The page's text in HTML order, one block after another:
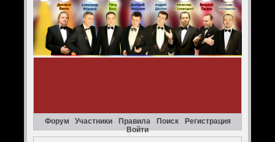
Форум Участники Правила Поиск
Регистрация
Войти